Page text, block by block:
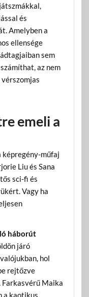
és
Amelyben a
ellensége
sem
az nem
emeli a
műfaj
Liu és Sana
sci-fi és
Vagy ha
háborút
járó
hol
rejtőzve
Farkasvérű Maika
a kaotikus,